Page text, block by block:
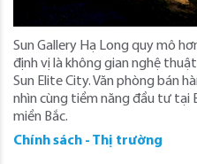
Sun Gallery Hạ Long quy mô
định vị là không gian nghệ
Sun Elite City. Văn phòng bán
nhìn cùng tiềm năng đầu tư tại
miền Bắc.
Chính sách - Thị trường